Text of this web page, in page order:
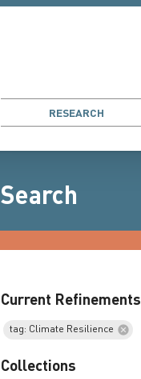
RESEARCH
Search
Current Refinements
tag: Climate Resilience
Collections